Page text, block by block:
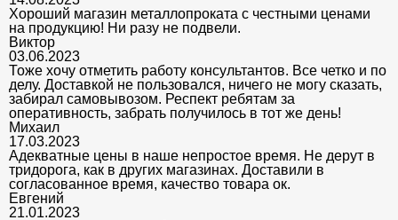
Хороший магазин металлопроката с честными ценами
на продукцию! Ни разу не подвели.
Виктор
03.06.2023
Тоже хочу отметить работу консультантов. Все четко и по
делу. Доставкой не пользовался, ничего не могу сказать,
забирал самовывозом. Респект ребятам за
оперативность, забрать получилось в тот же день!
Михаил
17.03.2023
Адекватные цены в наше непростое время. Не дерут в
тридорога, как в других магазинах. Доставили в
согласованное время, качество товара ок.
Евгений
21.01.2023